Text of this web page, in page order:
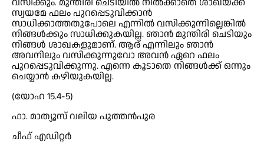
സ്വയമേ ഫലം പുറപ്പെടുവിക്കാൻ
സാധിക്കാത്തതുപോലെ എന്നിൽ വസിക്കുന്നില്ലെങ്കിൽ
നിങ്ങൾക്കും സാധിക്കുകയില്ല. ഞാൻ മുന്തിരി ചെടിയും
നിങ്ങൾ ശാഖകളുമാണ്. ആര് എന്നിലും ഞാൻ
അവനിലും വസിക്കുന്നുവോ അവൻ ഏറെ ഫലം
പുറപ്പെടുവിക്കുന്നു. എന്നെ കൂടാതെ നിങ്ങൾക്ക് ഒന്നും
ചെയ്യാൻ കഴിയുകയില്ല.
(യോഹ 15.4-5)
ഫാ. മാത്യൂസ് വലിയ പുത്തൻപുര
ചീഫ് എഡിറ്റർ